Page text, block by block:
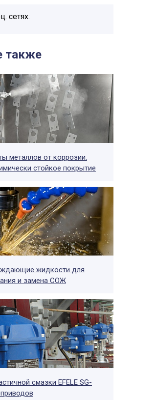
сетях:
также
металлов от коррозии.
стойкое покрытие
жидкости для
и замена СОЖ
смазки EFELE SG-